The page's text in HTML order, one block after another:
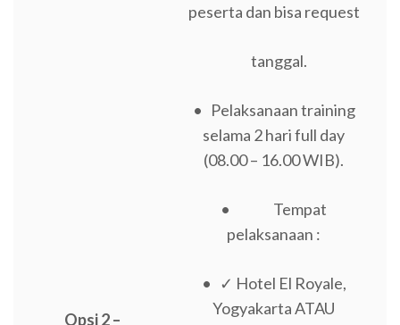
Opsi 2 –
peserta dan bisa request
tanggal.
• Pelaksanaan training
selama 2 hari full day
(08.00 – 16.00 WIB).
• Tempat
pelaksanaan :
• ✓ Hotel El Royale,
Yogyakarta ATAU